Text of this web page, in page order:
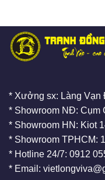
* Xưởng sx: Làng Vạn
* Showroom NĐ: Cụm
* Showroom HN: Kiot
* Showroom TPHCM:
* Hotline 24/7: 0912
* Email: